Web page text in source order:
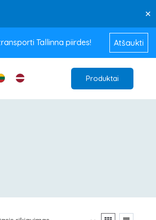
✕
Tallinna piirdes! Atšaukti
Produktai